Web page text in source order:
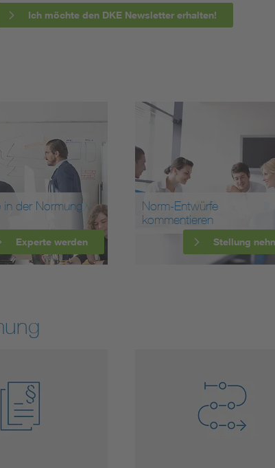
Ich möchte den DKE Newsletter erhalten!
in der Normung
Experte werden
Norm-Entwürfe
kommentieren
Stellung